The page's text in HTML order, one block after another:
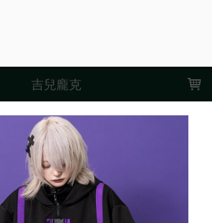
吉兒龐克